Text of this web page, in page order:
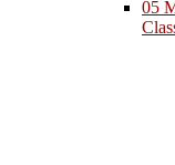
05